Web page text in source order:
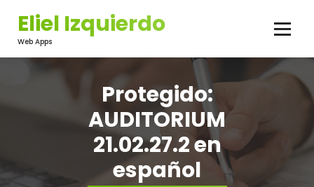
contenido
Eliel Izquierdo
Web Apps
Protegido:
AUDITORIUM
21.02.27.2 en
español